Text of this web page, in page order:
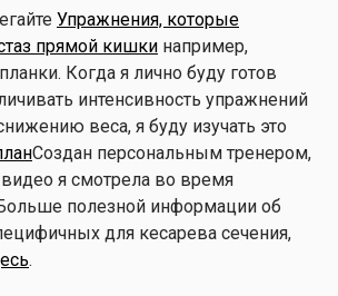
Упражнения, которые
прямой кишки например,
Когда я лично буду готов
интенсивность упражнений
веса, я буду изучать это
Создан персональным тренером,
я смотрела во время
полезной информации об
для кесарева сечения,
.